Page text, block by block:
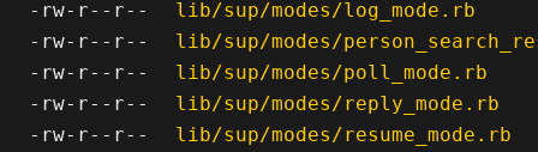
-rw-r--r--
lib/sup/modes/log_mode.rb
-rw-r--r--
lib/sup/modes/
-rw-r--r--
lib/sup/modes/poll_mode.rb
-rw-r--r--
lib/sup/modes/reply_mode.rb
-rw-r--r--
lib/sup/modes/resume_mode.rb